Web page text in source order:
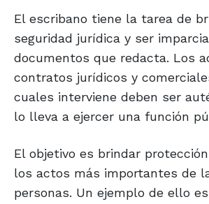
El escribano tiene la tarea de
seguridad jurídica y ser
documentos que redacta. Los
contratos jurídicos y
cuales interviene deben ser
lo lleva a ejercer una función
El objetivo es brindar
los actos más importantes de
personas. Un ejemplo de ello